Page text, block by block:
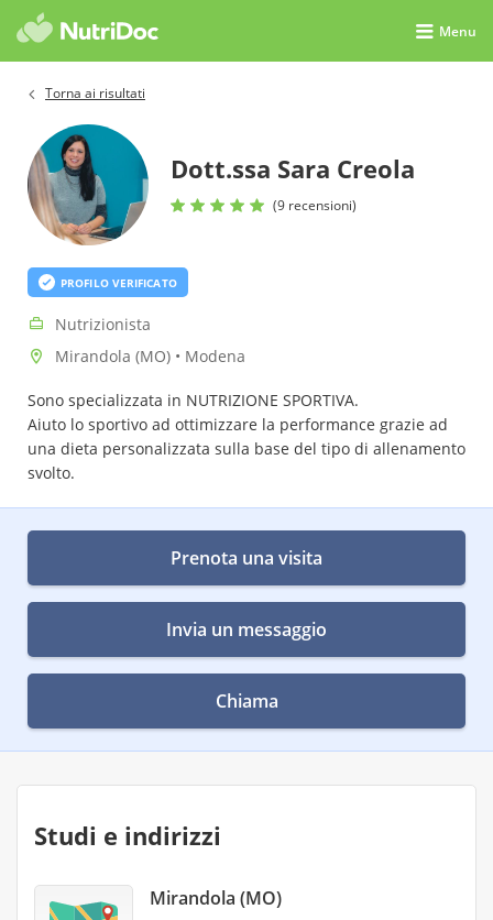
Menu
Torna ai risultati
Dott.ssa Sara Creola
(9 recensioni)
PROFILO VERIFICATO
Nutrizionista
Mirandola (MO) • Modena
Sono specializzata in NUTRIZIONE SPORTIVA.
Aiuto lo sportivo ad ottimizzare la performance grazie ad
una dieta personalizzata sulla base del tipo di allenamento
svolto.
Prenota una visita
Invia un messaggio
Chiama
Studi e indirizzi
Mirandola (MO)